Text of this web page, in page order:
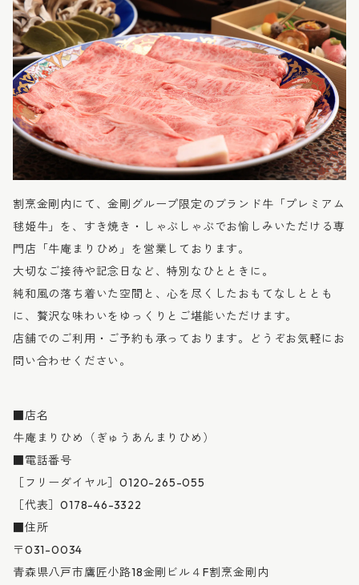
割烹金剛内にて、金剛グループ限定のブランド牛「プレミアム
毬姫牛」を、すき焼き・しゃぶしゃぶでお愉しみいただける専
門店「牛庵まりひめ」を営業しております。
大切なご接待や記念日など、特別なひとときに。
純和風の落ち着いた空間と、心を尽くしたおもてなしととも
に、贅沢な味わいをゆっくりとご堪能いただけます。
店舗でのご利用・ご予約も承っております。どうぞお気軽にお
問い合わせください。
■店名
牛庵まりひめ（ぎゅうあんまりひめ）
■電話番号
［フリーダイヤル］0120-265-055
［代表］0178-46-3322
■住所
〒031-0034
青森県八戸市鷹匠小路18金剛ビル４F割烹金剛内